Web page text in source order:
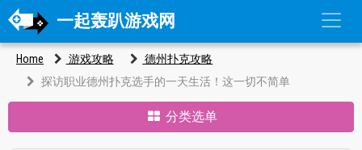
一起轰趴游戏网
Home 游戏攻略
德州扑克攻略
探访职业德州扑克选手的一天生活！这一切不简单
分类选单